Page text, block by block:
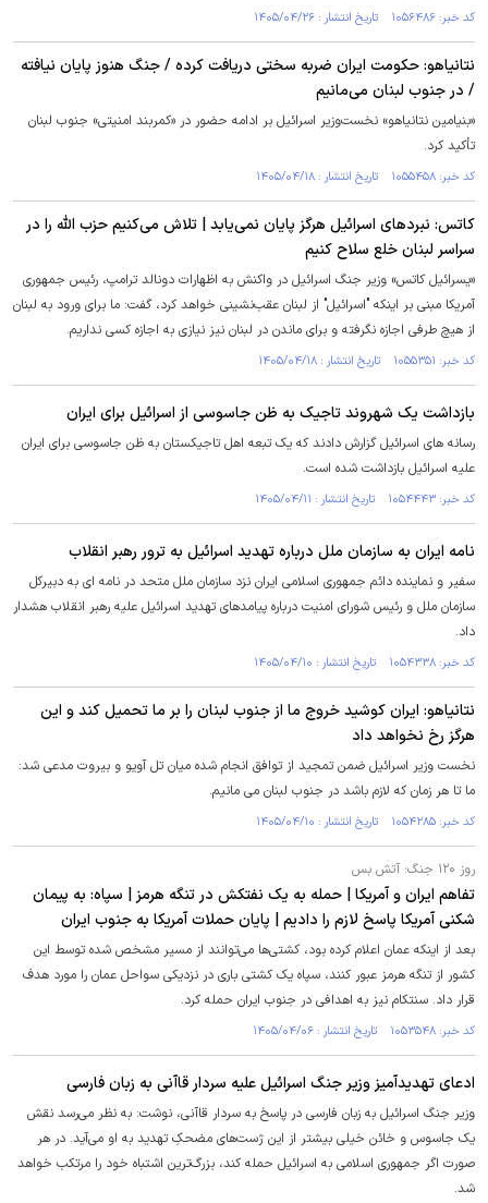
کد خبر: ۱۰۵۶۴۸۶ تاریخ انتشار : ۱۴۰۵/۰۴/۲۶
نتانیاهو: حکومت ایران ضربه سختی دریافت کرده / جنگ هنوز پایان نیافته
/ در جنوب لبنان می‌مانیم
«بنیامین نتانیاهو» نخست‌وزیر اسرائیل بر ادامه حضور در «کمربند امنیتی» جنوب لبنان
تأکید کرد.
کد خبر: ۱۰۵۵۴۵۸ تاریخ انتشار : ۱۴۰۵/۰۴/۱۸
کاتس: نبرد‌های اسرائیل هرگز پایان نمی‌یابد | تلاش می‌کنیم حزب الله را در
سراسر لبنان خلع سلاح کنیم
«یسرائیل کاتس» وزیر جنگ اسرائیل در واکنش به اظهارات دونالد ترامپ، رئیس جمهوری
آمریکا مبنی بر اینکه "اسرائیل" از لبنان عقب‌نشینی خواهد کرد، گفت: ما برای ورود به لبنان
از هیچ طرفی اجازه نگرفته و برای ماندن در لبنان نیز نیازی به اجازه کسی نداریم.
کد خبر: ۱۰۵۵۳۵۱ تاریخ انتشار : ۱۴۰۵/۰۴/۱۸
بازداشت یک شهروند تاجیک به ظن جاسوسی از اسرائیل برای ایران
رسانه های اسرائیل گزارش دادند که یک تبعه اهل تاجیکستان به ظن جاسوسی برای ایران
علیه اسرائیل بازداشت شده است.
کد خبر: ۱۰۵۴۴۴۳ تاریخ انتشار : ۱۴۰۵/۰۴/۱۱
نامه ایران به سازمان ملل درباره تهدید اسرائیل به ترور رهبر انقلاب
سفیر و نماینده دائم جمهوری اسلامی ایران نزد سازمان ملل متحد در نامه ای به دبیرکل
سازمان ملل و رئیس شورای امنیت درباره پیامدهای تهدید اسرائیل علیه رهبر انقلاب هشدار
داد.
کد خبر: ۱۰۵۴۳۳۸ تاریخ انتشار : ۱۴۰۵/۰۴/۱۰
نتانیاهو: ایران کوشید خروج ما از جنوب لبنان را بر ما تحمیل کند و این
هرگز رخ نخواهد داد
نخست وزیر اسرائیل ضمن تمجید از توافق انجام شده میان تل آویو و بیروت مدعی شد:
ما تا هر زمان که لازم باشد در جنوب لبنان می مانیم.
کد خبر: ۱۰۵۴۲۸۵ تاریخ انتشار : ۱۴۰۵/۰۴/۱۰
روز ۱۲۰ جنگ؛ آتش بس
تفاهم ایران و آمریکا | حمله به یک نفتکش در تنگه هرمز | سپاه: به پیمان
شکنی آمریکا پاسخ لازم را دادیم | پایان حملات آمریکا به جنوب ایران
بعد از اینکه عمان اعلام کرده بود، کشتی‌ها می‌توانند از مسیر مشخص شده توسط این
کشور از تنگه هرمز عبور کنند، سپاه یک کشتی باری در نزدیکی سواحل عمان را مورد هدف
قرار داد. سنتکام نیز به اهدافی در جنوب ایران حمله کرد.
کد خبر: ۱۰۵۳۵۴۸ تاریخ انتشار : ۱۴۰۵/۰۴/۰۶
ادعای تهدیدآمیز وزیر جنگ اسرائیل علیه سردار قاآنی به زبان فارسی
وزیر جنگ اسرائیل به زبان فارسی در پاسخ به سردار قاآنی، نوشت: به نظر می‌رسد نقش
یک جاسوس و خائن خیلی بیشتر از این ژست‌های مضحکِ تهدید به او می‌آید. در هر
صورت اگر جمهوری اسلامی به اسرائیل حمله کند، بزرگ‌ترین اشتباه خود را مرتکب خواهد
شد.